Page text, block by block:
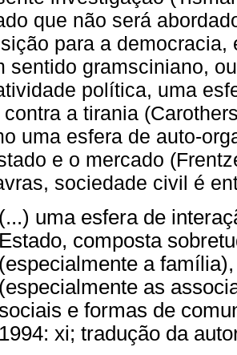
que não será
para a
sentido gramsciniano,
política, uma
contra a tirania
uma esfera de auto-
e o mercado
sociedade civil é
(...) uma esfera de
Estado, composta
(especialmente a
(especialmente as
e formas de
1994: xi; tradução da